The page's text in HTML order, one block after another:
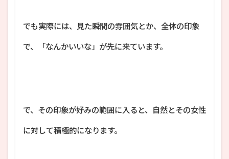
でも実際には、見た瞬間の雰囲気とか、全体の印象
で、「なんかいいな」が先に来ています。
で、その印象が好みの範囲に入ると、自然とその女性
に対して積極的になります。